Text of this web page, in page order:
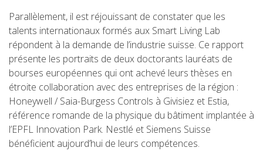
Parallèlement, il est réjouissant de constater que les
talents internationaux formés aux Smart Living Lab
répondent à la demande de l’industrie suisse. Ce rapport
présente les portraits de deux doctorants lauréats de
bourses européennes qui ont achevé leurs thèses en
étroite collaboration avec des entreprises de la région :
Honeywell / Saia-Burgess Controls à Givisiez et Estia,
référence romande de la physique du bâtiment implantée à
l’EPFL Innovation Park. Nestlé et Siemens Suisse
bénéficient aujourd’hui de leurs compétences.